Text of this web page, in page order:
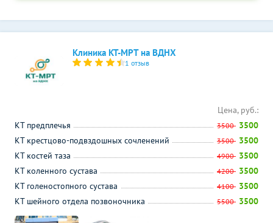
Клиника КТ-МРТ на ВДНХ
1 отзыв
Цена, руб.:
КТ предплечья
3500 3500
КТ крестцово-подвздошных сочленений
3500 3500
КТ костей таза
4900 3500
КТ коленного сустава
4200 3500
КТ голеностопного сустава
4100 3500
КТ шейного отдела позвоночника
5500 3500